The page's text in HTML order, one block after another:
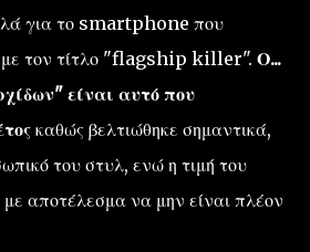
για το smartphone που
με τον τίτλο "flagship killer". Ο...
είναι αυτό που
καθώς βελτιώθηκε σημαντικά,
του στυλ, ενώ η τιμή του
με αποτέλεσμα να μην είναι πλέον